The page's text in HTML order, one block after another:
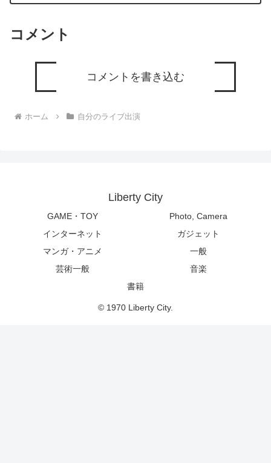
コメント
コメントを書き込む
ホーム 自分のライブ出演
Liberty City
GAME・TOY
Photo, Camera
インターネット
ガジェット
マンガ・アニメ
一般
芸術一般
音楽
書籍
© 1970 Liberty City.